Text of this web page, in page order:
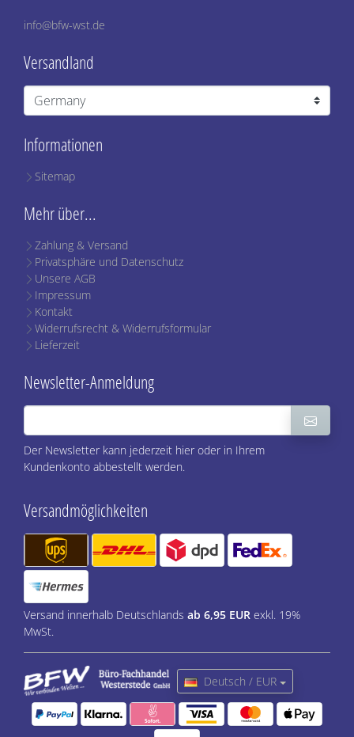
Informationen
Sitemap
Mehr über...
Zahlung & Versand
Privatsphäre und Datenschutz
Unsere AGB
Impressum
Kontakt
Widerrufsrecht & Widerrufsformular
Lieferzeit
info@bfw-wst.de
Versandland
Newsletter-Anmeldung
Der Newsletter kann jederzeit hier oder in Ihrem
Kundenkonto abbestellt werden.
Versandmöglichkeiten
Versand innerhalb Deutschlands ab 6,95 EUR exkl. 19%
MwSt.
Deutsch / EUR